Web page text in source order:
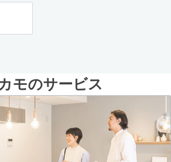
モのサービス